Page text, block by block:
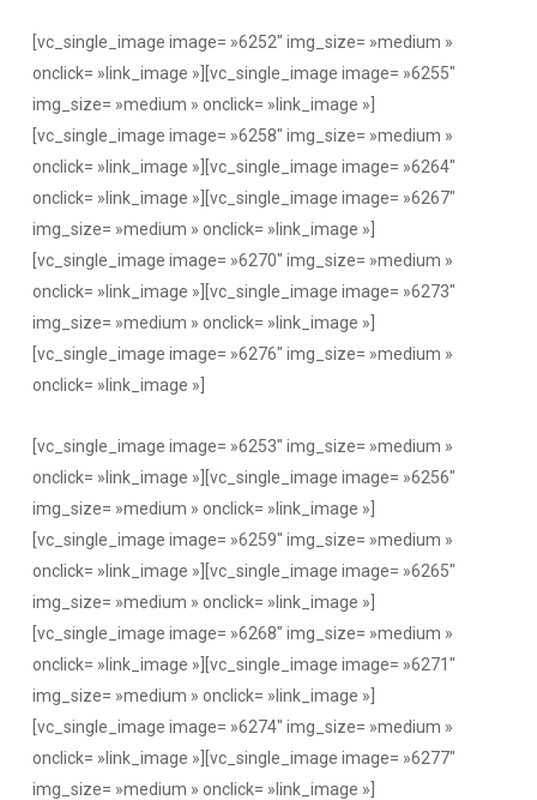
[vc_single_image image= »6252″ img_size= »medium »
onclick= »link_image »][vc_single_image image= »6255″
img_size= »medium » onclick= »link_image »]
[vc_single_image image= »6258″ img_size= »medium »
onclick= »link_image »][vc_single_image image= »6264″
onclick= »link_image »][vc_single_image image= »6267″
img_size= »medium » onclick= »link_image »]
[vc_single_image image= »6270″ img_size= »medium »
onclick= »link_image »][vc_single_image image= »6273″
img_size= »medium » onclick= »link_image »]
[vc_single_image image= »6276″ img_size= »medium »
onclick= »link_image »]
[vc_single_image image= »6253″ img_size= »medium »
onclick= »link_image »][vc_single_image image= »6256″
img_size= »medium » onclick= »link_image »]
[vc_single_image image= »6259″ img_size= »medium »
onclick= »link_image »][vc_single_image image= »6265″
img_size= »medium » onclick= »link_image »]
[vc_single_image image= »6268″ img_size= »medium »
onclick= »link_image »][vc_single_image image= »6271″
img_size= »medium » onclick= »link_image »]
[vc_single_image image= »6274″ img_size= »medium »
onclick= »link_image »][vc_single_image image= »6277″
img_size= »medium » onclick= »link_image »]